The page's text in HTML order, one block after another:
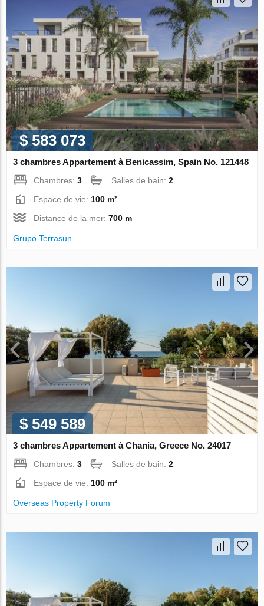
$ 583 073
3 chambres Appartement à Benicassim, Spain No. 121448
Chambres:3 Salles de bain:2
Espace de vie: 100 m²
Distance de la mer:700 m
Grupo Terrasun
$ 549 589
3 chambres Appartement à Chania, Greece No. 24017
Chambres:3 Salles de bain:2
Espace de vie: 100 m²
Overseas Property Forum